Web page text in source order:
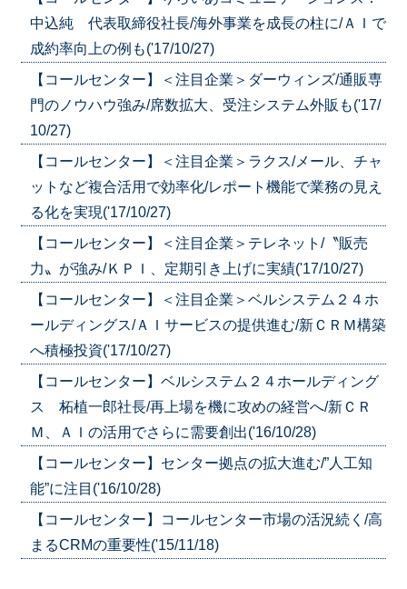
中込純 代表取締役社長/海外事業を成長の柱に/ＡＩで
成約率向上の例も('17/10/27)
【コールセンター】＜注目企業＞ダーウィンズ/通販専
門のノウハウ強み/席数拡大、受注システム外販も('17/
10/27)
【コールセンター】＜注目企業＞ラクス/メール、チャ
ットなど複合活用で効率化/レポート機能で業務の見え
る化を実現('17/10/27)
【コールセンター】＜注目企業＞テレネット/〝販売
力〟が強み/ＫＰＩ、定期引き上げに実績('17/10/27)
【コールセンター】＜注目企業＞ベルシステム２４ホ
ールディングス/ＡＩサービスの提供進む/新ＣＲＭ構築
へ積極投資('17/10/27)
【コールセンター】ベルシステム２４ホールディング
ス 柘植一郎社長/再上場を機に攻めの経営へ/新ＣＲ
Ｍ、ＡＩの活用でさらに需要創出('16/10/28)
【コールセンター】センター拠点の拡大進む/”人工知
能”に注目('16/10/28)
【コールセンター】コールセンター市場の活況続く/高
まるCRMの重要性('15/11/18)